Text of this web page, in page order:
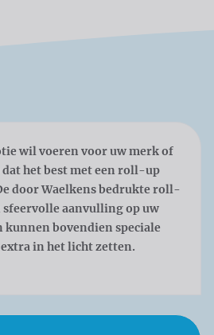
wil voeren voor uw merk of
het best met een roll-up
door Waelkens bedrukte roll-
sfeervolle aanvulling op uw
bovendien speciale
in het licht zetten.